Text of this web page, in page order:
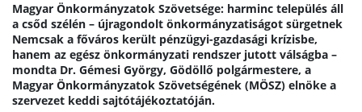
Magyar Önkormányzatok Szövetsége: harminc település áll
a csőd szélén – újragondolt önkormányzatiságot sürgetnek
Nemcsak a főváros került pénzügyi-gazdasági krízisbe,
hanem az egész önkormányzati rendszer jutott válságba –
mondta Dr. Gémesi György, Gödöllő polgármestere, a
Magyar Önkormányzatok Szövetségének (MÖSZ) elnöke a
szervezet keddi sajtótájékoztatóján.